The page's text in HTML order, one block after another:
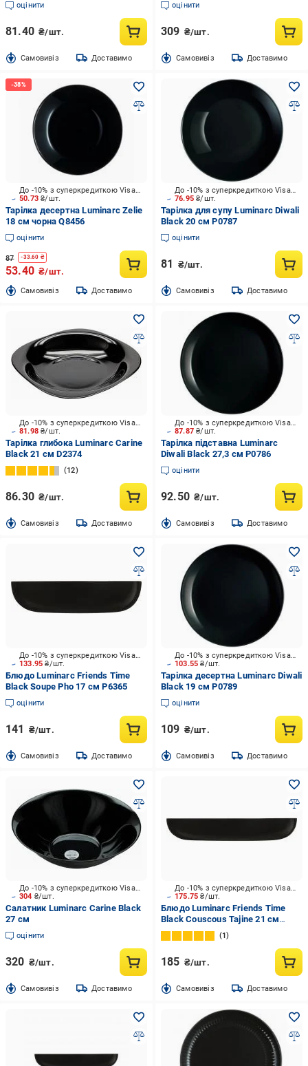
оцінити
81.40 ₴/шт.
Cамовивіз Доставимо
оцінити
309 ₴/шт.
Cамовивіз Доставимо
50.73₴/шт.
До -10% з суперкредиткою Visa Вигода
Тарілка десертна Luminarc Zelie
18 см чорна Q8456
оцінити
87 -33.60 ₴
53.40 ₴/шт.
Cамовивіз Доставимо
76.95₴/шт.
До -10% з суперкредиткою Visa Вигода
Тарілка для супу Luminarc Diwali
Black 20 см P0787
оцінити
81 ₴/шт.
Cамовивіз Доставимо
81.98₴/шт.
До -10% з суперкредиткою Visa Вигода
Тарілка глибока Luminarc Carine
Black 21 см D2374
12
86.30 ₴/шт.
Cамовивіз Доставимо
87.87₴/шт.
До -10% з суперкредиткою Visa Вигода
Тарілка підставна Luminarc
Diwali Black 27,3 см P0786
оцінити
92.50 ₴/шт.
Cамовивіз Доставимо
133.95₴/шт.
До -10% з суперкредиткою Visa Вигода
Блюдо Luminarc Friends Time
Black Soupe Pho 17 см P6365
оцінити
141 ₴/шт.
Cамовивіз Доставимо
103.55₴/шт.
До -10% з суперкредиткою Visa Вигода
Тарілка десертна Luminarc Diwali
Black 19 см P0789
оцінити
109 ₴/шт.
Cамовивіз Доставимо
304 ₴/шт.
До -10% з суперкредиткою Visa Вигода
Салатник Luminarc Carine Black
27 см
оцінити
320 ₴/шт.
Cамовивіз Доставимо
175.75₴/шт.
До -10% з суперкредиткою Visa Вигода
Блюдо Luminarc Friends Time
Black Couscous Tajine 21 см
P6361
1
185 ₴/шт.
Cамовивіз Доставимо